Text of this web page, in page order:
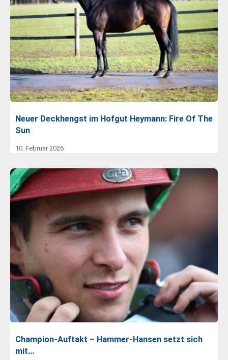
Neuer Deckhengst im Hofgut Heymann: Fire Of The
Sun
10. Februar 2026
Champion-Auftakt – Hammer-Hansen setzt sich
mit…